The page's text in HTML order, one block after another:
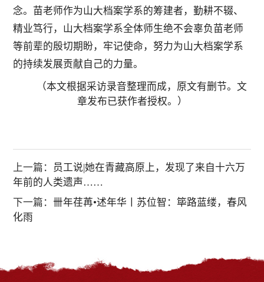
念。苗老师作为山大档案学系的筹建者，勤耕不辍、
精业笃行，山大档案学系全体师生绝不会辜负苗老师
等前辈的殷切期盼，牢记使命，努力为山大档案学系
的持续发展贡献自己的力量。
（本文根据采访录音整理而成，原文有删节。文
章发布已获作者授权。）
上一篇： 员工说|她在青藏高原上，发现了来自十六万
年前的人类遗声……
下一篇：卌年荏苒•述年华丨苏位智：筚路蓝缕，春风
化雨